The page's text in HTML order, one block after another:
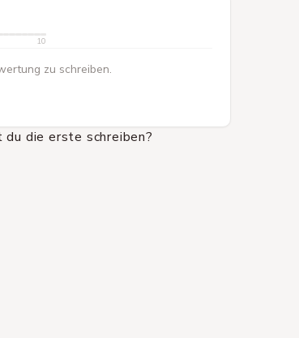
10
zu schreiben.
die erste schreiben?